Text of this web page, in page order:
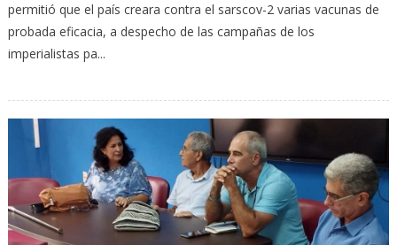
permitió que el país creara contra el sarscov-2 varias vacunas de
probada eficacia, a despecho de las campañas de los
imperialistas pa...